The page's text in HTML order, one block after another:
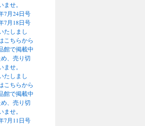
せ。
7月24日号
7月18日号
たしまし
ちらから
館で掲載中
、売り切
せ。
たしまし
ちらから
館で掲載中
、売り切
せ。
7月11日号